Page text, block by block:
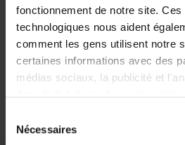
fonctionnement de notre site.
technologiques nous aident
comment les gens utilisent notre
certaines informations avec des
médias sociaux, la publicité et
dans le but de rendre votre visite
Nécessaires
Affichage 1-3 de 3